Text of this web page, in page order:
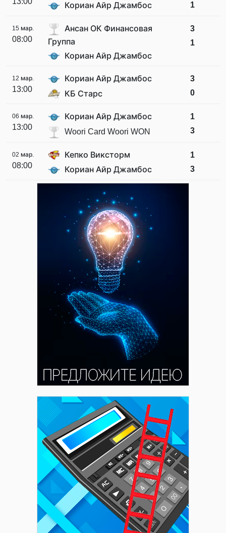
Кориан Айр Джамбос
1
15 мар.
08:00
Ансан ОК Финансовая
Группа
Кориан Айр Джамбос
3
1
12 мар.
13:00
Кориан Айр Джамбос
КБ Старс
3
0
06 мар.
13:00
Кориан Айр Джамбос
Woori Card Woori WON
1
3
02 мар.
08:00
Кепко Виксторм
Кориан Айр Джамбос
1
3